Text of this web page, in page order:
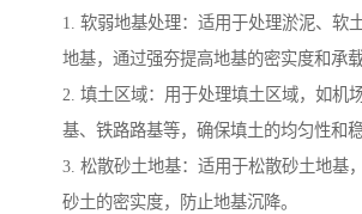
1. 软弱地基处理：适用于处理淤泥、软
地基，通过强夯提高地基的密实度和承载
2. 填土区域：用于处理填土区域，如机
基、铁路路基等，确保填土的均匀性和稳
3. 松散砂土地基：适用于松散砂土地基
砂土的密实度，防止地基沉降。